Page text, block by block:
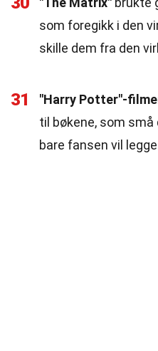
som foregikk i den
skille dem fra den
31 "Harry Potter"-
til bøkene, som
bare fansen vil